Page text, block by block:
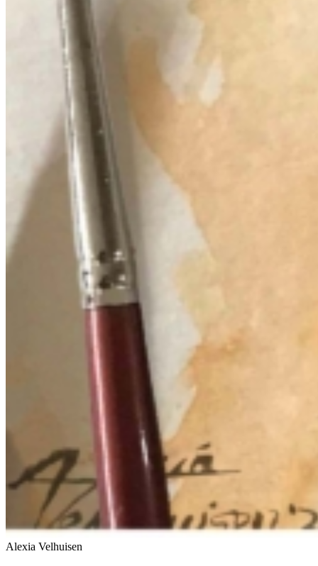
Alexia Velhuisen